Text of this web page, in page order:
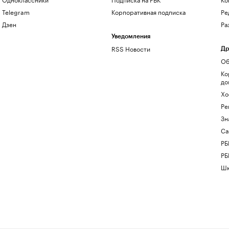
Telegram
Дзен
Корпоративная подписка
Уведомления
RSS Новости